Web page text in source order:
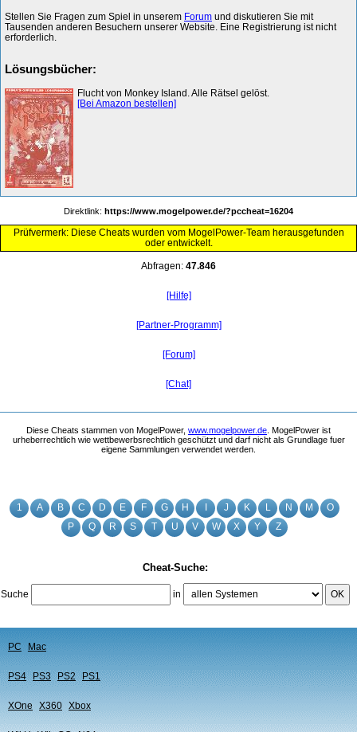
1 A B C D E F G H J K L N M
O
P
Q R S T U V W X Y Z
Cheat-Suche:
Suche in OK
PC Mac
PS4 PS3 PS2 PS1
XOne X360 Xbox
Stellen Sie Fragen zum Spiel in unserem Forum und diskutieren Sie mit
Tausenden anderen Besuchern unserer Website. Eine Registrierung ist nicht
erforderlich.
Lösungsbücher:
Flucht von Monkey Island. Alle Rätsel gelöst.
[Bei Amazon bestellen]
Direktlink: https://www.mogelpower.de/?pccheat=16204
Prüfvermerk: Diese Cheats wurden vom MogelPower-Team herausgefunden
oder entwickelt.
Abfragen: 47.846
[Hilfe]
[Partner-Programm]
[Forum]
[Chat]
Diese Cheats stammen von MogelPower, www.mogelpower.de . MogelPower ist
urheberrechtlich wie wettbewerbsrechtlich geschützt und darf nicht als Grundlage fuer
eigene Sammlungen verwendet werden.